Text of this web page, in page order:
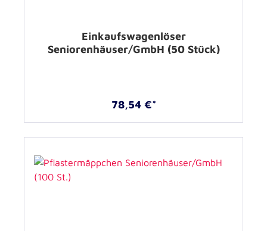
Einkaufswagenlöser
Seniorenhäuser/GmbH (50 Stück)
78,54 €*